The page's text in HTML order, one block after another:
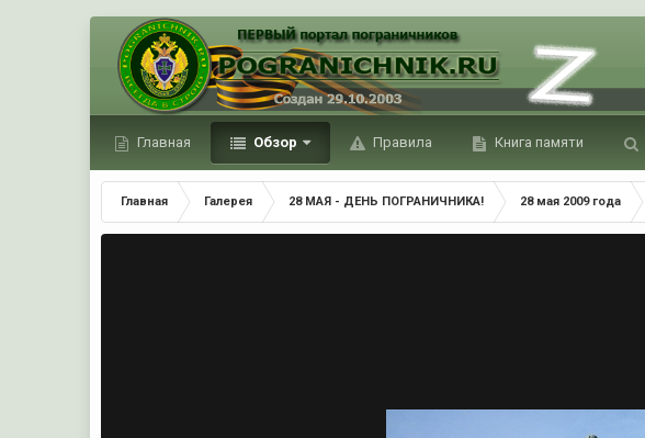
Главная Обзор Правила Книга памяти
Главная Галерея 28 МАЯ - ДЕНЬ ПОГРАНИЧНИКА! 28 мая 2009 года